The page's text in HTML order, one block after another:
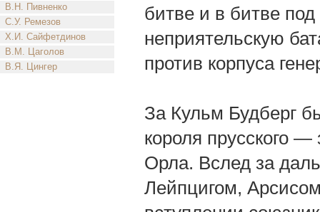
В.Н. Пивненко
С.У. Ремезов
Х.И. Сайфетдинов
В.М. Цаголов
В.Я. Цингер
битве и в битве
неприятельскую
против корпуса
За Кульм Будберг
короля прусского
Орла. Вслед за
Лейпцигом,